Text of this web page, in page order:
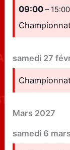
09:00– 15:00
samedi 27
Mars 2027
samedi 6